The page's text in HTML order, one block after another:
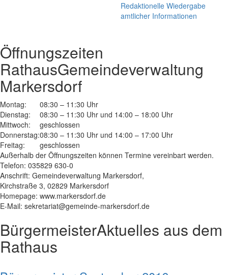
Redaktionelle Wiedergabe
amtlicher Informationen
Öffnungszeiten
RathausGemeindeverwaltung
Markersdorf
Montag:
08:30 – 11:30 Uhr
Dienstag:
08:30 – 11:30 Uhr und 14:00 – 18:00 Uhr
Mittwoch:
geschlossen
Donnerstag:08:30 – 11:30 Uhr und 14:00 – 17:00 Uhr
Freitag:
geschlossen
Außerhalb der Öffnungszeiten können Termine vereinbart werden.
Telefon: 035829 630-0
Anschrift: Gemeindeverwaltung Markersdorf,
Kirchstraße 3, 02829 Markersdorf
Homepage: www.markersdorf.de
E-Mail: sekretariat@gemeinde-markersdorf.de
BürgermeisterAktuelles aus dem
Rathaus